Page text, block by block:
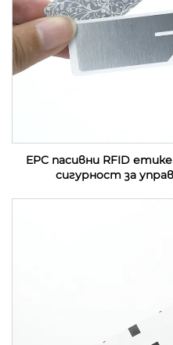
EPC пасивни RFID
сигурност за